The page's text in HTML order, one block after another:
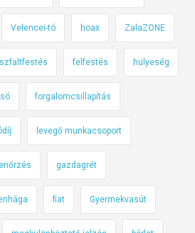
n
Velencei-tó hoax ZalaZONE
felfestés hülyeség
forgalomcsillapítás
levegő munkacsoport
gazdagrét
fiat Gyermekvasút